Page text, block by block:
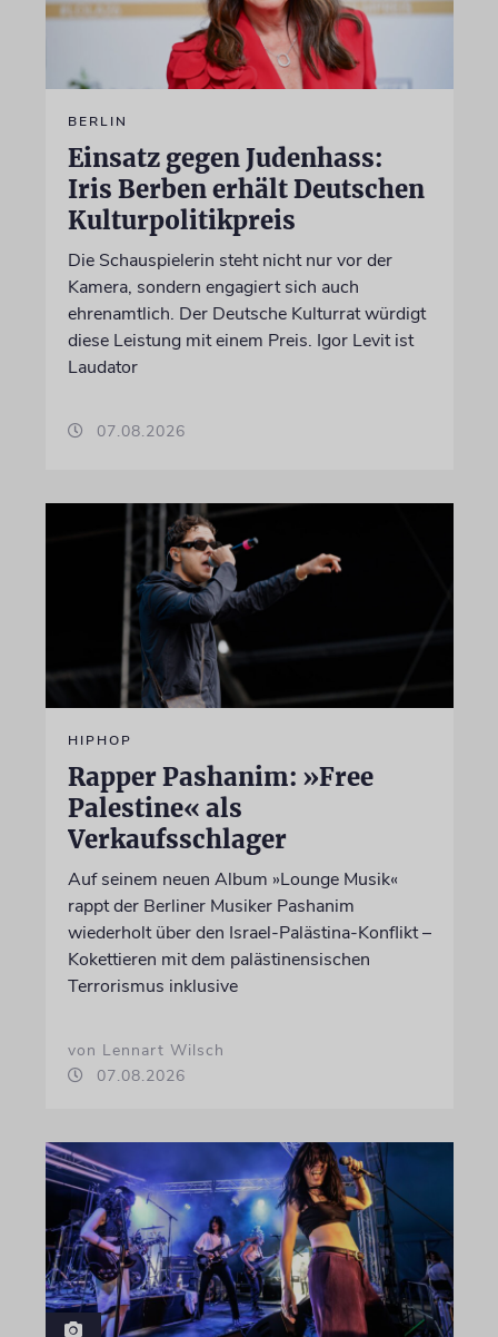
BERLIN
Einsatz gegen Judenhass:
Iris Berben erhält Deutschen
Kulturpolitikpreis
Die Schauspielerin steht nicht nur vor der
Kamera, sondern engagiert sich auch
ehrenamtlich. Der Deutsche Kulturrat würdigt
diese Leistung mit einem Preis. Igor Levit ist
Laudator
07.08.2026
HIPHOP
Rapper Pashanim: »Free
Palestine« als
Verkaufsschlager
Auf seinem neuen Album »Lounge Musik«
rappt der Berliner Musiker Pashanim
wiederholt über den Israel-Palästina-Konflikt –
Kokettieren mit dem palästinensischen
Terrorismus inklusive
von Lennart Wilsch
07.08.2026